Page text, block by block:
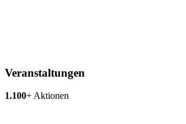
Veranstaltungen
1.100+ Aktionen